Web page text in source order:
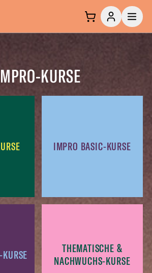
KURSE
IMPRO BASIC-KURSE
THEMATISCHE &
NACHWUCHS-KURSE